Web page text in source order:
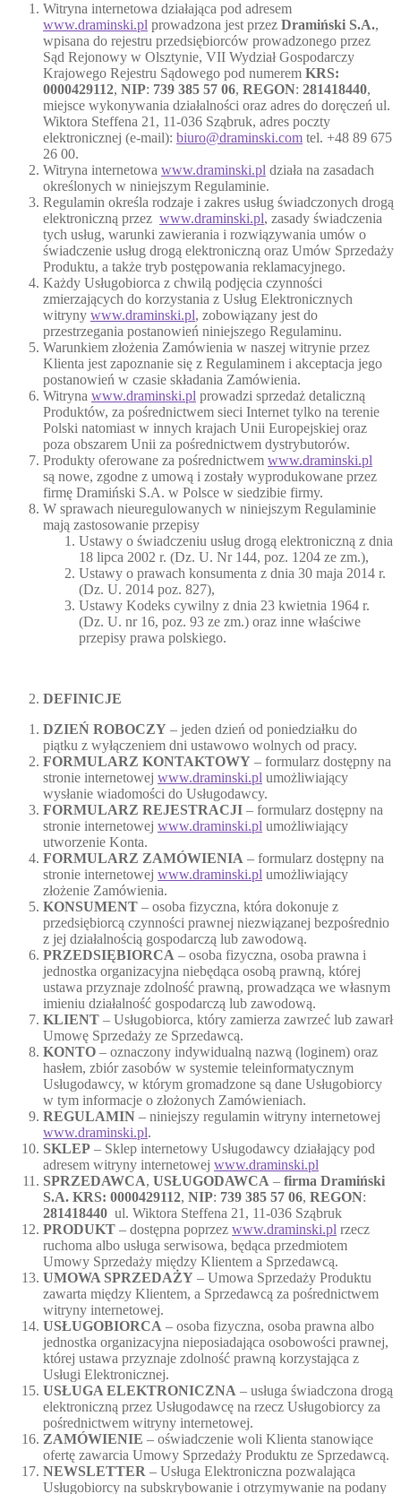
Witryna internetowa działająca pod adresem
www.draminski.pl prowadzona jest przez Dramiński S.A.,
wpisana do rejestru przedsiębiorców prowadzonego przez
Sąd Rejonowy w Olsztynie, VII Wydział Gospodarczy
Krajowego Rejestru Sądowego pod numerem KRS:
0000429112, NIP: 739 385 57 06, REGON: 281418440,
miejsce wykonywania działalności oraz adres do doręczeń ul.
Wiktora Steffena 21, 11-036 Sząbruk, adres poczty
elektronicznej (e-mail): biuro@draminski.com tel. +48 89 675
26 00.
Witryna internetowa www.draminski.pl działa na zasadach
określonych w niniejszym Regulaminie.
Regulamin określa rodzaje i zakres usług świadczonych drogą
elektroniczną przez www.draminski.pl, zasady świadczenia
tych usług, warunki zawierania i rozwiązywania umów o
świadczenie usług drogą elektroniczną oraz Umów Sprzedaży
Produktu, a także tryb postępowania reklamacyjnego.
Każdy Usługobiorca z chwilą podjęcia czynności
zmierzających do korzystania z Usług Elektronicznych
witryny www.draminski.pl, zobowiązany jest do
przestrzegania postanowień niniejszego Regulaminu.
Warunkiem złożenia Zamówienia w naszej witrynie przez
Klienta jest zapoznanie się z Regulaminem i akceptacja jego
postanowień w czasie składania Zamówienia.
Witryna www.draminski.pl prowadzi sprzedaż detaliczną
Produktów, za pośrednictwem sieci Internet tylko na terenie
Polski natomiast w innych krajach Unii Europejskiej oraz
poza obszarem Unii za pośrednictwem dystrybutorów.
Produkty oferowane za pośrednictwem www.draminski.pl
są nowe, zgodne z umową i zostały wyprodukowane przez
firmę Dramiński S.A. w Polsce w siedzibie firmy.
W sprawach nieuregulowanych w niniejszym Regulaminie
mają zastosowanie przepisy
Ustawy o świadczeniu usług drogą elektroniczną z dnia
18 lipca 2002 r. (Dz. U. Nr 144, poz. 1204 ze zm.),
Ustawy o prawach konsumenta z dnia 30 maja 2014 r.
(Dz. U. 2014 poz. 827),
Ustawy Kodeks cywilny z dnia 23 kwietnia 1964 r.
(Dz. U. nr 16, poz. 93 ze zm.) oraz inne właściwe
przepisy prawa polskiego.
DEFINICJE
DZIEŃ ROBOCZY – jeden dzień od poniedziałku do
piątku z wyłączeniem dni ustawowo wolnych od pracy.
FORMULARZ KONTAKTOWY – formularz dostępny na
stronie internetowej www.draminski.pl umożliwiający
wysłanie wiadomości do Usługodawcy.
FORMULARZ REJESTRACJI – formularz dostępny na
stronie internetowej www.draminski.pl umożliwiający
utworzenie Konta.
FORMULARZ ZAMÓWIENIA – formularz dostępny na
stronie internetowej www.draminski.pl umożliwiający
złożenie Zamówienia.
KONSUMENT – osoba fizyczna, która dokonuje z
przedsiębiorcą czynności prawnej niezwiązanej bezpośrednio
z jej działalnością gospodarczą lub zawodową.
PRZEDSIĘBIORCA – osoba fizyczna, osoba prawna i
jednostka organizacyjna niebędąca osobą prawną, której
ustawa przyznaje zdolność prawną, prowadząca we własnym
imieniu działalność gospodarczą lub zawodową.
KLIENT – Usługobiorca, który zamierza zawrzeć lub zawarł
Umowę Sprzedaży ze Sprzedawcą.
KONTO – oznaczony indywidualną nazwą (loginem) oraz
hasłem, zbiór zasobów w systemie teleinformatycznym
Usługodawcy, w którym gromadzone są dane Usługobiorcy
w tym informacje o złożonych Zamówieniach.
REGULAMIN – niniejszy regulamin witryny internetowej
www.draminski.pl.
SKLEP – Sklep internetowy Usługodawcy działający pod
adresem witryny internetowej www.draminski.pl
SPRZEDAWCA, USŁUGODAWCA – firma Dramiński
S.A. KRS: 0000429112, NIP: 739 385 57 06, REGON:
281418440 ul. Wiktora Steffena 21, 11-036 Sząbruk
PRODUKT – dostępna poprzez www.draminski.pl rzecz
ruchoma albo usługa serwisowa, będąca przedmiotem
Umowy Sprzedaży między Klientem a Sprzedawcą.
UMOWA SPRZEDAŻY – Umowa Sprzedaży Produktu
zawarta między Klientem, a Sprzedawcą za pośrednictwem
witryny internetowej.
USŁUGOBIORCA – osoba fizyczna, osoba prawna albo
jednostka organizacyjna nieposiadająca osobowości prawnej,
której ustawa przyznaje zdolność prawną korzystająca z
Usługi Elektronicznej.
USŁUGA ELEKTRONICZNA – usługa świadczona drogą
elektroniczną przez Usługodawcę na rzecz Usługobiorcy za
pośrednictwem witryny internetowej.
ZAMÓWIENIE – oświadczenie woli Klienta stanowiące
ofertę zawarcia Umowy Sprzedaży Produktu ze Sprzedawcą.
NEWSLETTER – Usługa Elektroniczna pozwalająca
Usługobiorcy na subskrybowanie i otrzymywanie na podany